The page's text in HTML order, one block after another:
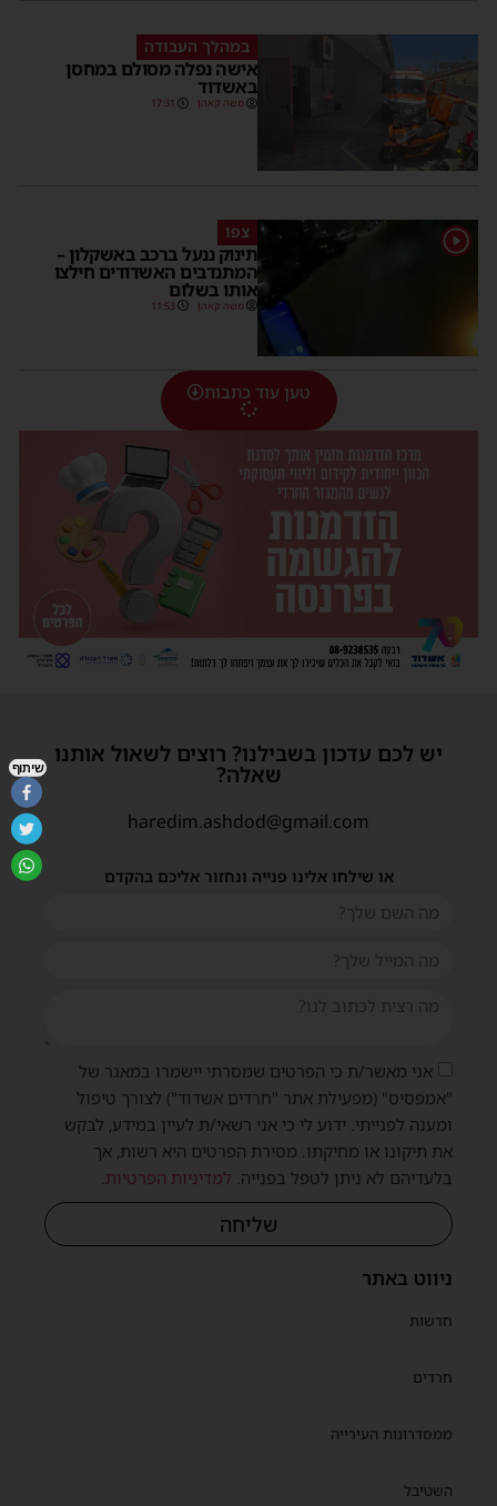
במהלך העבודה
אישה נפלה מסולם במחסן
באשדוד
משה קאהן 17:31
1 צפו
תינוק ננעל ברכב באשקלון –
המתנדבים האשדודים חילצו
אותו בשלום
משה קאהן 11:53
טען עוד כתבות
ניווט באתר
חדשות
חרדים
ממסדרונות העירייה
השטיבל
יש לכם עדכון בשבילנו? רוצים לשאול אותנו
שאלה?
haredim.ashdod@gmail.com
או שילחו אלינו פנייה ונחזור אליכם בהקדם
אני מאשר/ת כי הפרטים שמסרתי יישמרו במאגר של
"אמפסיס" (מפעילת אתר "חרדים אשדוד") לצורך טיפול
ומענה לפנייתי. ידוע לי כי אני רשאי/ת לעיין במידע, לבקש
את תיקונו או מחיקתו. מסירת הפרטים היא רשות, אך
בלעדיהם לא ניתן לטפל בפנייה. למדיניות הפרטיות.
שליחה
שיתוף